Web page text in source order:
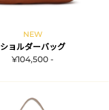
NEW
ショルダーバッグ
¥104,500 -